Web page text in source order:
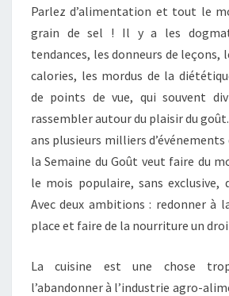
Parlez d’alimentation et tout le
grain de sel ! Il y a les
tendances, les donneurs de leçons,
calories, les mordus de la
de points de vue, qui souvent
rassembler autour du plaisir du
ans plusieurs milliers
la Semaine du Goût veut faire du
le mois populaire, sans exclusive,
Avec deux ambitions : redonner à
place et faire de la nourriture un
La cuisine est une chose
l’abandonner à l’industrie agro-